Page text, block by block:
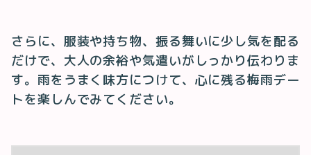
さらに、服装や持ち物、振る舞いに少し気を配る
だけで、大人の余裕や気遣いがしっかり伝わりま
す。雨をうまく味方につけて、心に残る梅雨デー
トを楽しんでみてください。